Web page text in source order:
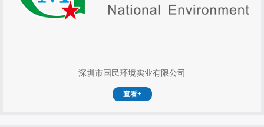
深圳市国民环境实业有限公司
查看+